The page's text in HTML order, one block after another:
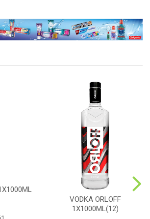
VODKA ORLOFF
1X1000ML(12)